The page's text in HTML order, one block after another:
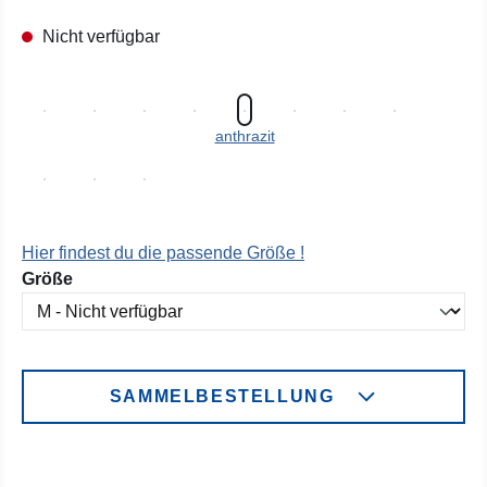
Nicht verfügbar
anthrazit
Hier findest du die passende Größe !
Größeauswählen
SAMMELBESTELLUNG